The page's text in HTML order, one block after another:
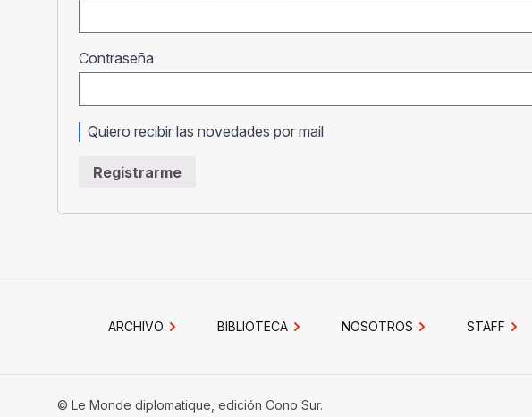
Contraseña
Quiero recibir las novedades por mail
Registrarme
ARCHIVO BIBLIOTECA NOSOTROS STAFF
© Le Monde diplomatique, edición Cono Sur.